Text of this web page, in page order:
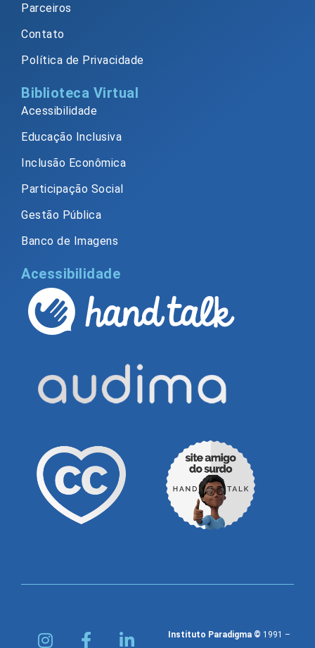
Parceiros
Contato
Política de Privacidade
Biblioteca Virtual
Acessibilidade
Educação Inclusiva
Inclusão Econômica
Participação Social
Gestão Pública
Banco de Imagens
Acessibilidade
Instituto Paradigma © 1991 –